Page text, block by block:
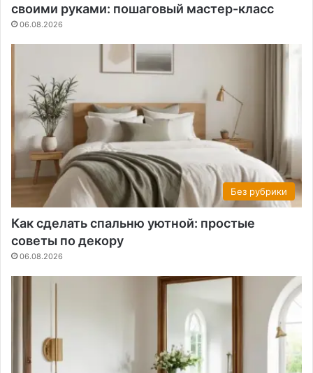
своими руками: пошаговый мастер-класс
06.08.2026
Без рубрики
Как сделать спальню уютной: простые
советы по декору
06.08.2026